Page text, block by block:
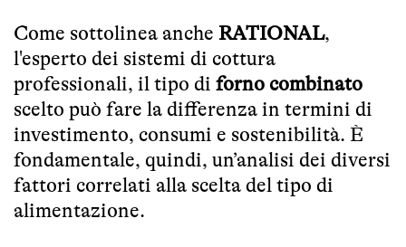
Come sottolinea anche RATIONAL,
l'esperto dei sistemi di cottura
professionali, il tipo di forno combinato
scelto può fare la differenza in termini di
investimento, consumi e sostenibilità. È
fondamentale, quindi, un’analisi dei diversi
fattori correlati alla scelta del tipo di
alimentazione.